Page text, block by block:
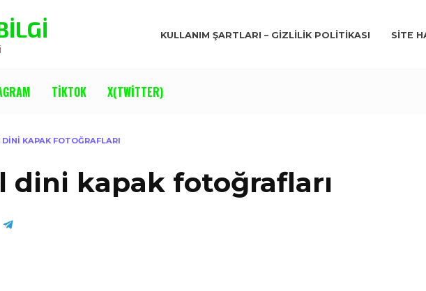
KULLANIM ŞARTLARI – GIZLILIK POLITIKASI SITE
TIKTOK X(TWITTER)
KAPAK FOTOĞRAFLARI
dini kapak fotoğrafları